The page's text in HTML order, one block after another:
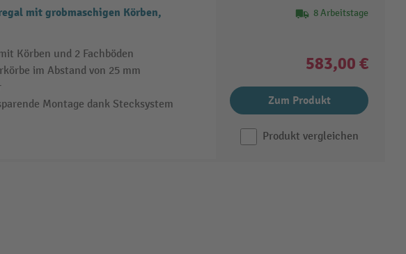
mit grobmaschigen Körben,
Körben und 2 Fachböden
im Abstand von 25 mm
Montage dank Stecksystem
8 Arbeitstage
583,00 €
Zum Produkt
Produkt vergleichen